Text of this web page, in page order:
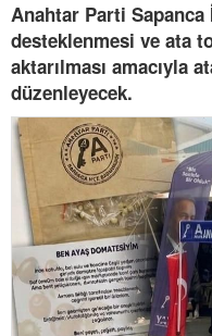
Anahtar Parti Sapanca
desteklenmesi ve ata
aktarılması amacıyla
düzenleyecek.